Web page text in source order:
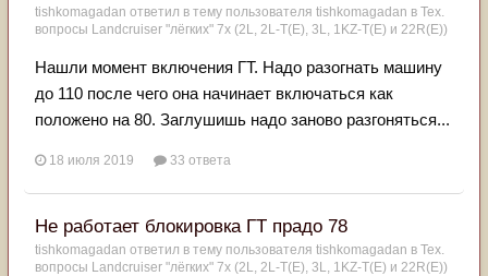
tishkomagadan ответил в тему пользователя tishkomagadan в Тех.
вопросы Landcruiser "лёгких" 7x (2L, 2L-T(Е), 3L, 1KZ-T(E) и 22R(Е))
Нашли момент включения ГТ. Надо разогнать машину
до 110 после чего она начинает включаться как
положено на 80. Заглушишь надо заново разгоняться...
18 июля 2019 33 ответа
Не работает блокировка ГТ прадо 78
tishkomagadan ответил в тему пользователя tishkomagadan в Тех.
вопросы Landcruiser "лёгких" 7x (2L, 2L-T(Е), 3L, 1KZ-T(E) и 22R(Е))